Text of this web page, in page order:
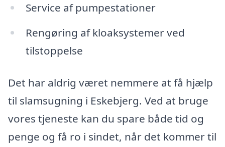
Service af pumpestationer
Rengøring af kloaksystemer ved
tilstoppelse
Det har aldrig været nemmere at få hjælp
til slamsugning i Eskebjerg. Ved at bruge
vores tjeneste kan du spare både tid og
penge og få ro i sindet, når det kommer til